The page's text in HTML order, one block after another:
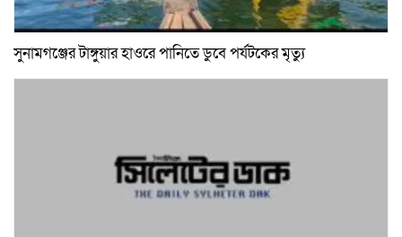
সুনামগঞ্জের টাঙ্গুয়ার হাওরে পানিতে ডুবে পর্যটকের মৃত্যু